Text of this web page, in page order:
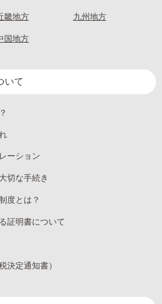
畿地方
国地方
九州地方
いて
ーション
切な手続き
度とは？
証明書について
決定通知書）